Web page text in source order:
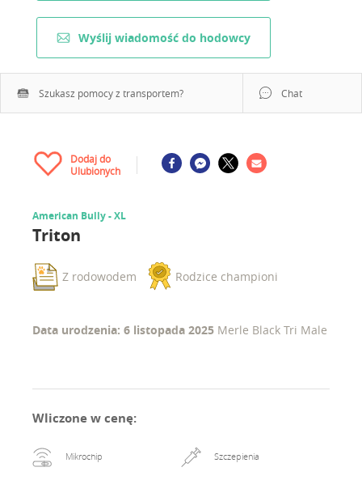
Wyślij wiadomość do hodowcy
Szukasz pomocy z transportem? Chat
Dodaj do
Ulubionych
American Bully - XL
Triton
Z rodowodem Rodzice championi
Data urodzenia: 6 listopada 2025 Merle Black Tri Male
Wliczone w cenę:
Mikrochip Szczepienia